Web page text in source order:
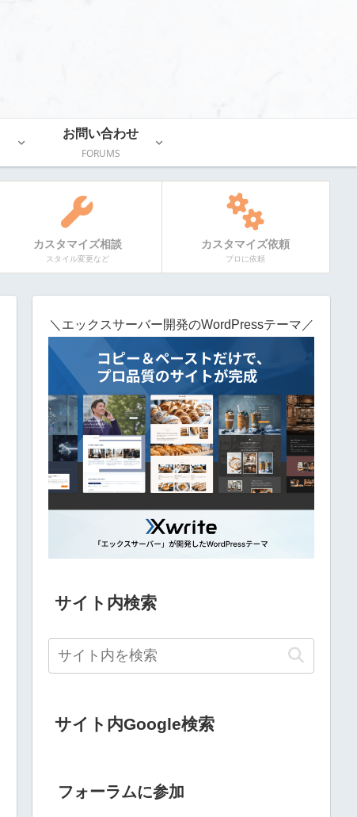
お問い合わせ
FORUMS
カスタマイズ相談
スタイル変更など
カスタマイズ依頼
プロに依頼
＼エックスサーバー開発のWordPressテーマ／
サイト内検索
サイト内Google検索
フォーラムに参加